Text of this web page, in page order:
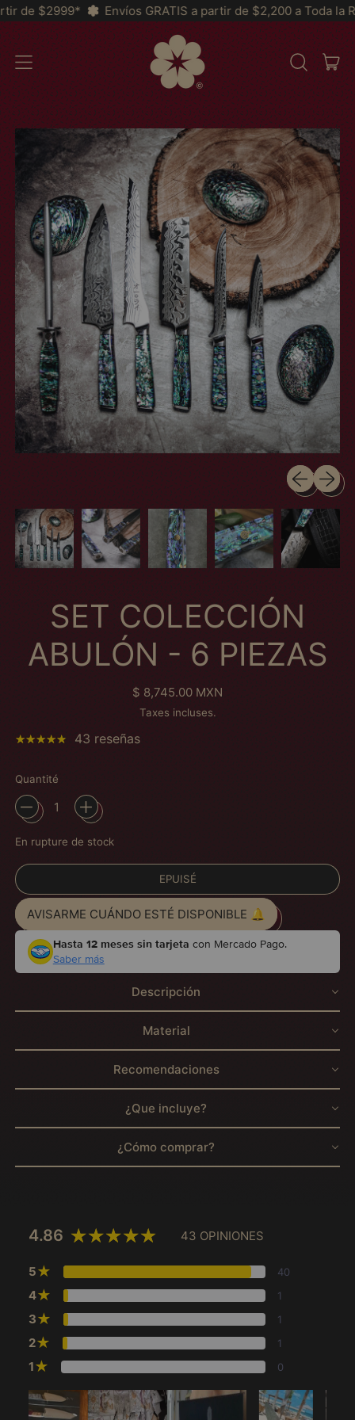
Envíos GRATIS a partir de $2,200 a Toda la República y
MENU
SUR
NOTRE
SITE
Diapositive
SET COLECCIÓN
ABULÓN - 6 PIEZAS
Prix normal
$ 8,745.00 MXN
Taxes incluses.
43 reseñas
Quantité
En rupture de stock
EPUISÉ
AVISARME CUÁNDO ESTÉ DISPONIBLE 🔔
Hasta 12 meses sin tarjeta con Mercado Pago.
Saber más
Descripción
Material
Recomendaciones
¿Que incluye?
¿Cómo comprar?
4.86 43 OPINIONES
5★ 40
4★ 1
3★ 1
2★ 1
1★ 0